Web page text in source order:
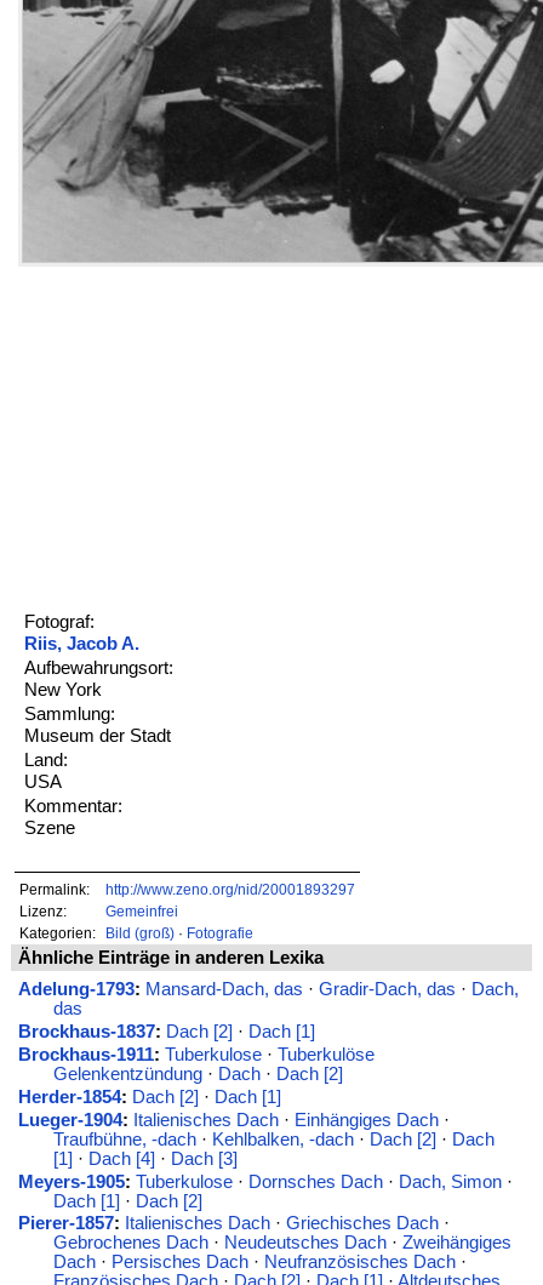
Fotograf:
Riis, Jacob A.
Aufbewahrungsort:
New York
Sammlung:
Museum der Stadt
Land:
USA
Kommentar:
Szene
Permalink:
http://www.zeno.org/nid/20001893297
Lizenz:
Gemeinfrei
Kategorien:
Bild (groß)· Fotografie
Ähnliche Einträge in anderen Lexika
Adelung-1793: Mansard-Dach, das · Gradir-Dach, das · Dach,
das
Brockhaus-1837: Dach [2] · Dach [1]
Brockhaus-1911: Tuberkulose· Tuberkulöse
Gelenkentzündung· Dach· Dach [2]
Herder-1854: Dach [2] · Dach [1]
Lueger-1904: Italienisches Dach· Einhängiges Dach·
Traufbühne, -dach· Kehlbalken, -dach· Dach [2] · Dach
[1] · Dach [4] · Dach [3]
Meyers-1905: Tuberkulose· Dornsches Dach· Dach, Simon·
Dach [1] · Dach [2]
Pierer-1857: Italienisches Dach· Griechisches Dach·
Gebrochenes Dach· Neudeutsches Dach· Zweihängiges
Dach· Persisches Dach· Neufranzösisches Dach·